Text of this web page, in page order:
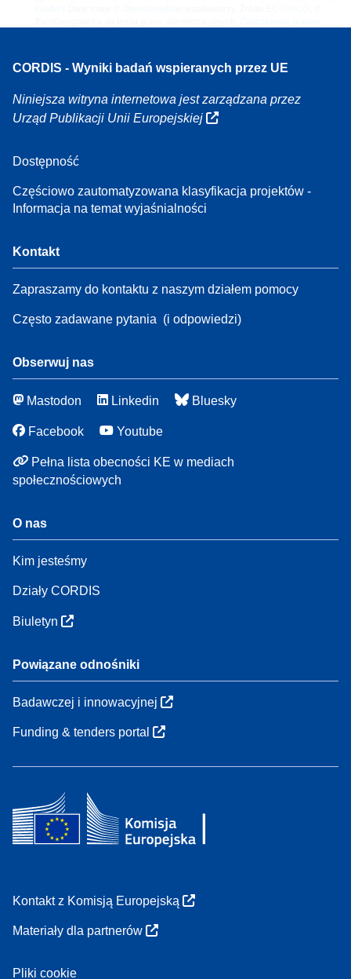
CORDIS - Wyniki badań wspieranych przez UE
Niniejsza witryna internetowa jest zarządzana przez
Urząd Publikacji Unii Europejskiej
Dostępność
Częściowo zautomatyzowana klasyfikacja projektów -
Informacja na temat wyjaśnialności
Kontakt
Zapraszamy do kontaktu z naszym działem pomocy
Często zadawane pytania (i odpowiedzi)
Obserwuj nas
Mastodon Linkedin Bluesky
Facebook Youtube
Pełna lista obecności KE w mediach
społecznościowych
O nas
Kim jesteśmy
Działy CORDIS
Biuletyn
Powiązane odnośniki
Badawczej i innowacyjnej
Funding & tenders portal
Kontakt z Komisją Europejską
Materiały dla partnerów
Pliki cookie